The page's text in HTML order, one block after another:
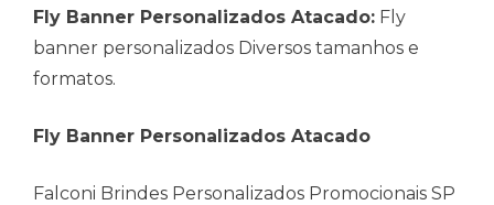
Fly Banner Personalizados Atacado: Fly
banner personalizados Diversos tamanhos e
formatos.
Fly Banner Personalizados Atacado
Falconi Brindes Personalizados Promocionais SP